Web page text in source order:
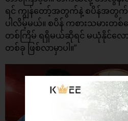
ရင် ကျွန်တော့်အတွက်နဲ့ စပိန်အတွက်
ပါလိမ့်မယ်။ စပိန် ကစားသမား
တစ်ကြိမ် ရရှိမယ်ဆိုရင် မယုံနိုင်လ
တစ်ခု ဖြစ်လာမှာပါ။”